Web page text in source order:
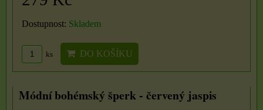
Dostupnost: Skladem
ks DO KOŠÍKU
Módní bohémský šperk - červený jaspis